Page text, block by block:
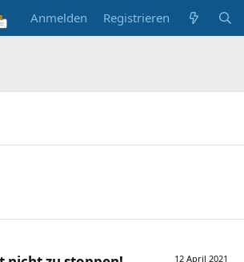
Anmelden Registrieren
12 April 2021